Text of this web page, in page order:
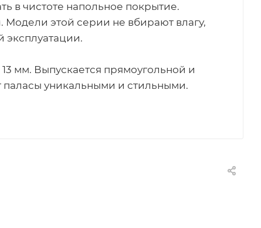
в чистоте напольное покрытие.
этой серии не вбирают влагу,
эксплуатации.
мм. Выпускается прямоугольной и
паласы уникальными и стильными.